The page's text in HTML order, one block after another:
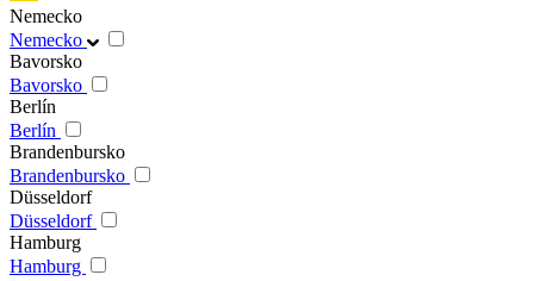
Nemecko
Nemecko
Bavorsko
Bavorsko
Berlín
Berlín
Brandenbursko
Brandenbursko
Düsseldorf
Düsseldorf
Hamburg
Hamburg